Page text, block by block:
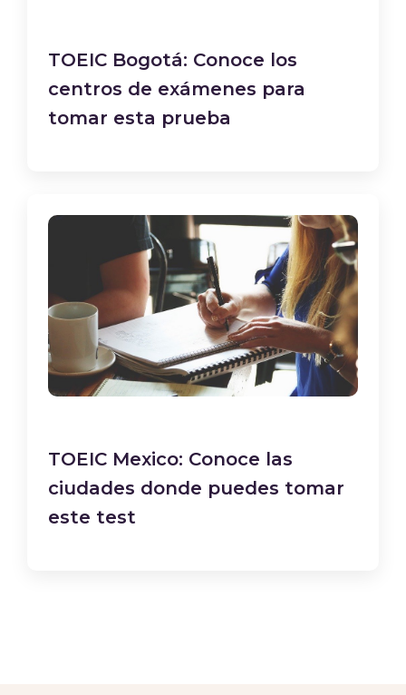
TOEIC Bogotá: Conoce los
centros de exámenes para
tomar esta prueba
TOEIC Mexico: Conoce las
ciudades donde puedes tomar
este test